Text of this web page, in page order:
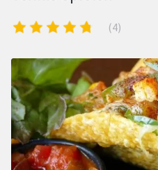
(4)